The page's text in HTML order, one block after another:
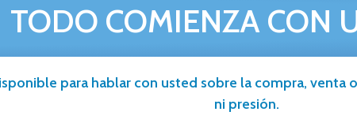
TODO COMIENZA CON
para hablar con usted sobre la compra, venta
ni presión.